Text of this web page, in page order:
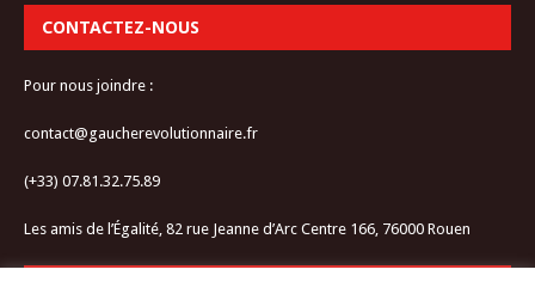
CONTACTEZ-NOUS
Pour nous joindre :
contact@gaucherevolutionnaire.fr
(+33) 07.81.32.75.89
Les amis de l’Égalité, 82 rue Jeanne d’Arc Centre 166, 76000 Rouen